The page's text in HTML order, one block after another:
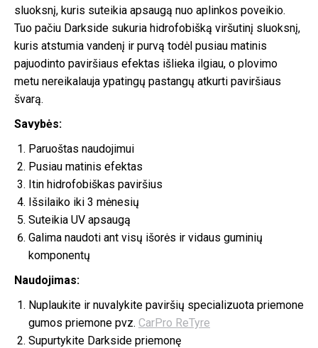
sluoksnį, kuris suteikia apsaugą nuo aplinkos poveikio.
Tuo pačiu Darkside sukuria hidrofobišką viršutinį sluoksnį,
kuris atstumia vandenį ir purvą todėl pusiau matinis
pajuodinto paviršiaus efektas išlieka ilgiau, o plovimo
metu nereikalauja ypatingų pastangų atkurti paviršiaus
švarą.
Savybės:
Paruoštas naudojimui
Pusiau matinis efektas
Itin hidrofobiškas paviršius
Išsilaiko iki 3 mėnesių
Suteikia UV apsaugą
Galima naudoti ant visų išorės ir vidaus guminių
komponentų
Naudojimas:
Nuplaukite ir nuvalykite paviršių specializuota priemone
gumos priemone pvz. CarPro ReTyre
Supurtykite Darkside priemonę